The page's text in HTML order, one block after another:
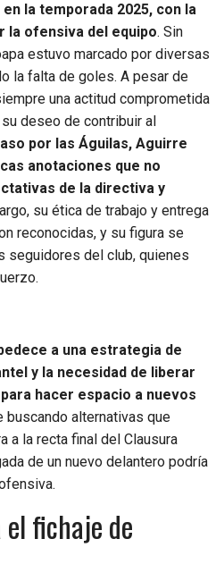
la temporada 2025, con la
la ofensiva del equipo. Sin
estuvo marcado por diversas
la falta de goles. A pesar de
una actitud comprometida
deseo de contribuir al
por las Águilas, Aguirre
anotaciones que no
de la directiva y
su ética de trabajo y entrega
reconocidas, y su figura se
seguidores del club, quienes
a una estrategia de
y la necesidad de liberar
hacer espacio a nuevos
buscando alternativas que
a la recta final del Clausura
de un nuevo delantero podría
fichaje de